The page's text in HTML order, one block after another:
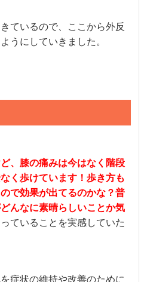
ているので、ここから外反
うにしていきました。
、膝の痛みは今はなく階段
く歩けています！歩き方も
で効果が出てるのかな？普
んなに素晴らしいことか気
ていることを実感していた
症状の維持や改善のために